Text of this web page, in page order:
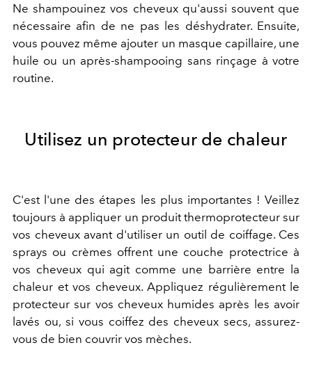
Ne shampouinez vos cheveux qu'aussi souvent que
nécessaire afin de ne pas les déshydrater. Ensuite,
vous pouvez même ajouter un masque capillaire, une
huile ou un après-shampooing sans rinçage à votre
routine.
Utilisez un protecteur de chaleur
C'est l'une des étapes les plus importantes ! Veillez
toujours à appliquer un produit thermoprotecteur sur
vos cheveux avant d'utiliser un outil de coiffage. Ces
sprays ou crèmes offrent une couche protectrice à
vos cheveux qui agit comme une barrière entre la
chaleur et vos cheveux. Appliquez régulièrement le
protecteur sur vos cheveux humides après les avoir
lavés ou, si vous coiffez des cheveux secs, assurez-
vous de bien couvrir vos mèches.